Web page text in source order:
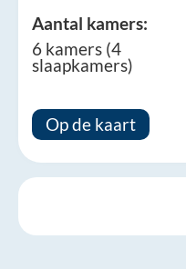
Aantal kamers:
6 kamers (4
slaapkamers)
Op de kaart